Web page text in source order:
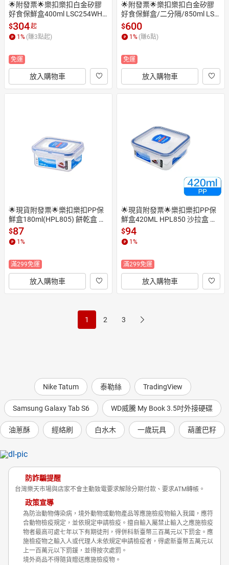
🌟附發票🌟樂扣樂扣白金矽膠
好食保鮮盒400ml LSC254WHT
600ml LSC256WHT LSC256BL
U LSC256YEL 食物保鮮盒 環保
盒 食物儲存盒 矽膠便當盒 方形
當盒 食物儲存盒 外帶便當盒 環
保餐具 日式便當盒 日式餐盒 副
食品儲存盒 副食品分裝盒 副食
品保鮮盒 小一便當盒 國小便當
$304起
1% (賺3點起)
免運
放入購物車
🌟附發票🌟樂扣樂扣白金矽膠
好食保鮮盒/二分隔/850ml LSC
458BLU LSC458YEL 分隔保鮮
盒 環保食物盒 餅乾盒 食物受納
盒 樂扣矽膠保鮮盒 矽膠便當盒
格保鮮盒 分隔便當盒 分格便當
盒 外帶便當盒 環保餐具 日式便
當盒 日式餐盒 副食品儲存盒 副
食品分裝盒 副食品保鮮盒 小一
$600
1% (賺6點)
免運
放入購物車
🌟現貨附發票🌟樂扣樂扣PP保
鮮盒180ml(HPL805) 餅乾盒 蔥
盒 副食品保鮮盒 副食品盒 飼料
盒 穀物盒 點心盒 飾品盒 分裝盒
穀物保鮮盒 飼料保鮮盒 穀物收
盒 輔食盒 奶油盒 奶油保鮮盒
$87
1 %
滿299免運
放入購物車
🌟現貨附發票🌟樂扣樂扣PP保
鮮盒420ML HPL850 沙拉盒 餅
乾盒 副食品盒 奶粉盒 副食品儲
存盒 副食品分裝盒 locknlock 穀
物盒 點心盒 密封保鮮盒 食物保
盒 儲豆盒 奶粉盒 奶粉保鮮盒 穀
粉保鮮盒 飼料盒 飼料保鮮盒 麵
粉盒 副食品保鮮盒 麵包盒
$94
1 %
滿299免運
放入購物車
1 2 3
Nike Tatum 泰勒絲 TradingView
Samsung Galaxy Tab S6 WD威騰 My Book 3.5吋外接硬碟
油蔥酥 經絡刷 白水木 一歲玩具 葫蘆巴籽
防詐騙提醒
台灣樂天市場與店家不會主動致電要求解除分期付款、要求ATM轉帳。
政策宣導
為防治動物傳染病，境外動物或動物產品等應施檢疫物輸入我國，應符
合動物檢疫規定，並依規定申請檢疫。擅自輸入屬禁止輸入之應施檢疫
物者最高可處七年以下有期徒刑，得併科新臺幣三百萬元以下罰金。應
施檢疫物之輸入人或代理人未依規定申請檢疫者，得處新臺幣五萬元以
上一百萬元以下罰鍰，並得按次處罰。
境外商品不得隨貨贈送應施檢疫物。